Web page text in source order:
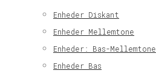
Enheder Diskant
Enheder Mellemtone
Enheder: Bas-Mellemtone
Enheder Bas